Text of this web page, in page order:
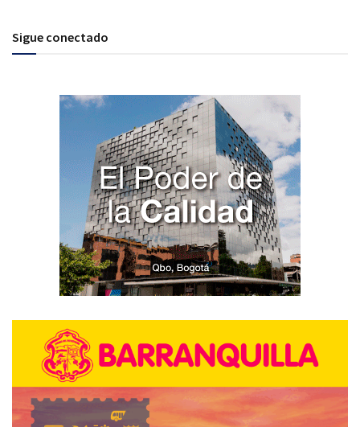
Sigue conectado